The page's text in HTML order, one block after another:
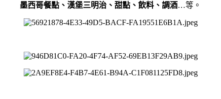
墨西哥餐點、漢堡三明治、甜點、飲料、調酒…等。